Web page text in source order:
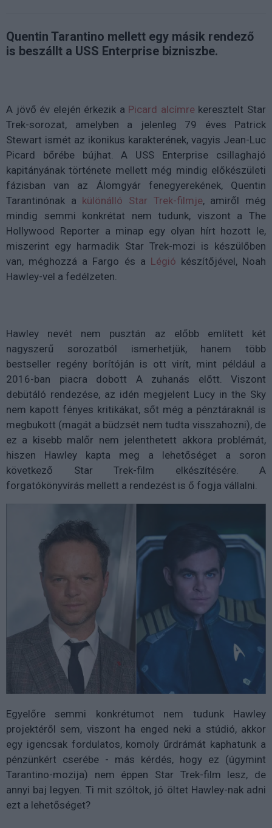
Quentin Tarantino mellett egy másik rendező
is beszállt a USS Enterprise bizniszbe.
A jövő év elején érkezik a Picard alcímrekeresztelt Star
Trek-sorozat, amelyben a jelenleg 79 éves Patrick
Stewart ismét az ikonikus karakterének, vagyis Jean-Luc
Picard bőrébe bújhat. A USS Enterprise csillaghajó
kapitányának története mellett még mindig előkészületi
fázisban van az Álomgyár fenegyerekének, Quentin
Tarantinónak a különálló Star Trek-filmje, amiről még
mindig semmi konkrétat nem tudunk, viszont a The
Hollywood Reporter a minap egy olyan hírt hozott le,
miszerint egy harmadik Star Trek-mozi is készülőben
van, méghozzá a Fargo és a Légió készítőjével, Noah
Hawley-vel a fedélzeten.
Hawley nevét nem pusztán az előbb említett két
nagyszerű sorozatból ismerhetjük, hanem több
bestseller regény borítóján is ott virít, mint például a
2016-ban piacra dobott A zuhanás előtt. Viszont
debütáló rendezése, az idén megjelent Lucy in the Sky
nem kapott fényes kritikákat, sőt még a pénztáraknál is
megbukott (magát a büdzsét nem tudta visszahozni), de
ez a kisebb malőr nem jelenthetett akkora problémát,
hiszen Hawley kapta meg a lehetőséget a soron
következő Star Trek-film elkészítésére. A
forgatókönyvírás mellett a rendezést is ő fogja vállalni.
Egyelőre semmi konkrétumot nem tudunk Hawley
projektéről sem, viszont ha enged neki a stúdió, akkor
egy igencsak fordulatos, komoly űrdrámát kaphatunk a
pénzünkért cserébe - más kérdés, hogy ez (úgymint
Tarantino-mozija) nem éppen Star Trek-film lesz, de
annyi baj legyen. Ti mit szóltok, jó öltet Hawley-nak adni
ezt a lehetőséget?